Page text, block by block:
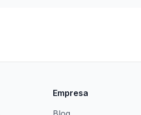
Empresa